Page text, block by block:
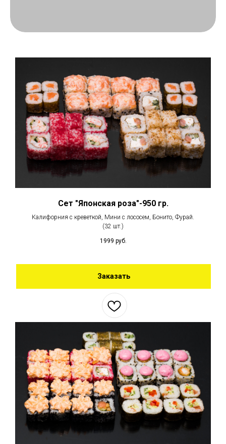
Сет "Японская роза"-950 гр.
Калифорния с креветкой, Мини с лососем, Бонито, Фурай.
(32 шт.)
1999 руб.
Заказать